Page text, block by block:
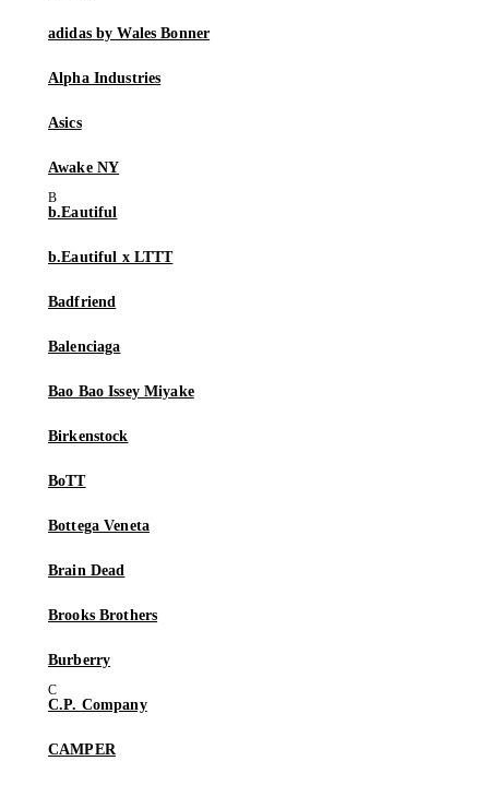
adidas by Wales Bonner
Alpha Industries
Asics
Awake NY
b.Eautiful
b.Eautiful x LTTT
Badfriend
Balenciaga
Bao Bao Issey Miyake
Birkenstock
BoTT
Bottega Veneta
Brain Dead
Brooks Brothers
Burberry
C.P. Company
CAMPER